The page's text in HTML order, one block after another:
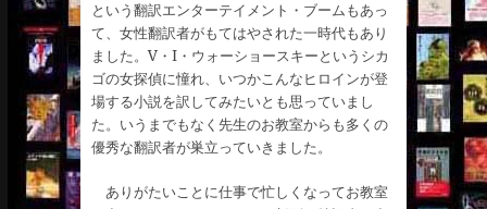
という翻訳エンターテイメント・ブームもあっ
て、女性翻訳者がもてはやされた一時代もあり
ました。V・I・ウォーショースキーというシカ
ゴの女探偵に憧れ、いつかこんなヒロインが登
場する小説を訳してみたいとも思っていまし
た。いうまでもなく先生のお教室からも多くの
優秀な翻訳者が巣立っていきました。
ありがたいことに仕事で忙しくなってお教室